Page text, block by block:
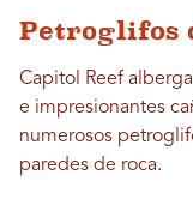
Petroglifos
Capitol Reef
e impresionantes
numerosos
paredes de roca.